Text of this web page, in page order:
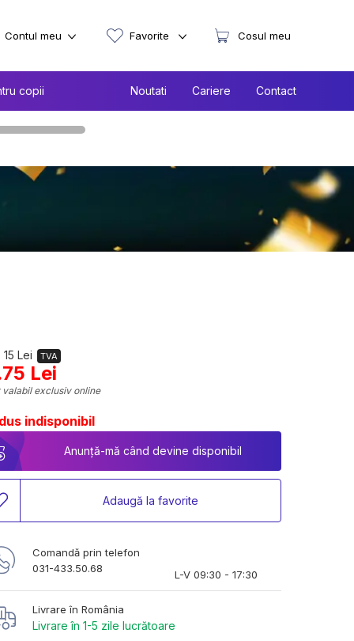
copii Noutati Cariere Contact
Contul meu Favorite Cosul meu
15 Lei TVA
Lei
valabil exclusiv online
indisponibil
Anunță-mă când devine disponibil
Adaugă la favorite
Comandă prin telefon
031-433.50.68
L-V 09:30 - 17:30
Livrare în România
Livrare în 1-5 zile lucrătoare